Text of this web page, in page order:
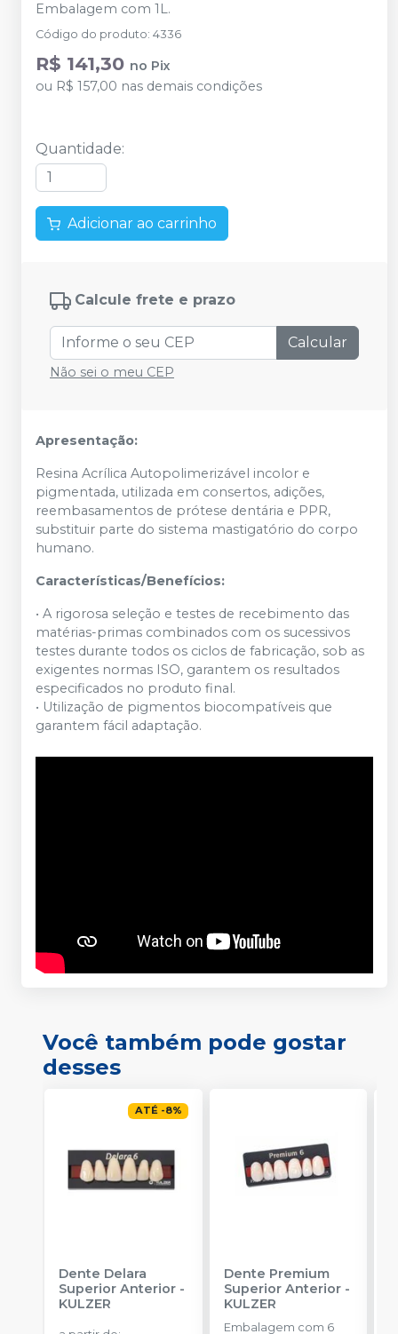
Embalagem com 1L.
Código do produto: 4336
R$ 141,30 no Pix
ou R$ 157,00 nas demais condições
Quantidade:
Adicionar ao carrinho
Calcule frete e prazo
Calcular
Não sei o meu CEP
Apresentação:
Resina Acrílica Autopolimerizável incolor e
pigmentada, utilizada em consertos, adições,
reembasamentos de prótese dentária e PPR,
substituir parte do sistema mastigatório do corpo
humano.
Características/Benefícios:
• A rigorosa seleção e testes de recebimento das
matérias-primas combinados com os sucessivos
testes durante todos os ciclos de fabricação, sob as
exigentes normas ISO, garantem os resultados
especificados no produto final.
• Utilização de pigmentos biocompatíveis que
garantem fácil adaptação.
Você também pode gostar
desses
ATÉ -8%
Dente Delara
Superior Anterior -
KULZER
Dente Premium
Superior Anterior-
KULZER
Embalagem com 6